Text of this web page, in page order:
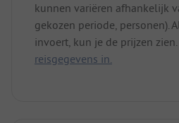
kunnen variëren afhankelijk
gekozen periode, personen).
invoert, kun je de prijzen zien.
reisgegevens in.